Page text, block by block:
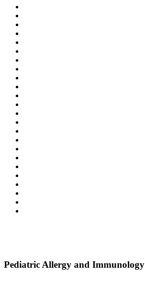
Pediatric Allergy and Immunology